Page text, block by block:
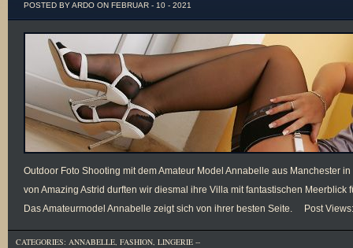
POSTED BY ARDO ON FEBRUAR - 10 - 2021
Outdoor Foto Shooting mit dem Amateur Model Annabelle aus Manchester
von Amazing Astrid durften wir diesmal ihre Villa mit fantastischen Meerblick
Das Amateurmodel Annabelle zeigt sich von ihrer besten Seite. Post
CATEGORIES: ANNABELLE, FASHION, LINGERIE --